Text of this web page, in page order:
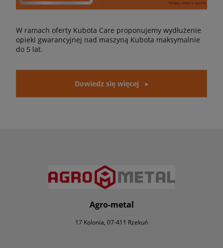
W ramach oferty Kubota Care proponujemy wydłużenie
opieki gwarancyjnej nad maszyną Kubota maksymalnie
do 5 lat.
Dowiedz się więcej
Agro-metal
17 Kolonia, 07-411 Rzekuń